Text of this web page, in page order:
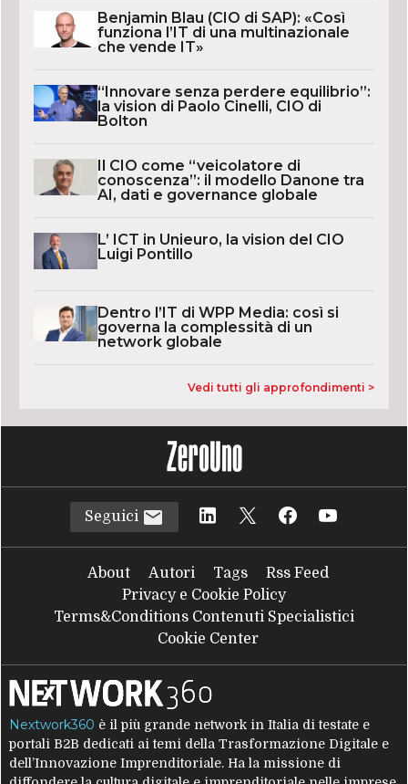
Benjamin Blau (CIO di SAP): «Così
funziona l’IT di una multinazionale
che vende IT»
“Innovare senza perdere equilibrio”:
la vision di Paolo Cinelli, CIO di
Bolton
Il CIO come “veicolatore di
conoscenza”: il modello Danone tra
AI, dati e governance globale
L’ ICT in Unieuro, la vision del CIO
Luigi Pontillo
Dentro l’IT di WPP Media: così si
governa la complessità di un
network globale
Vedi tutti gli approfondimenti >
Seguici
About Autori Tags
Rss Feed
Privacy e Cookie Policy
Terms&Conditions Contenuti Specialistici
Cookie Center
Nextwork360 è il più grande network in Italia di testate e
portali B2B dedicati ai temi della Trasformazione Digitale e
dell’Innovazione Imprenditoriale. Ha la missione di